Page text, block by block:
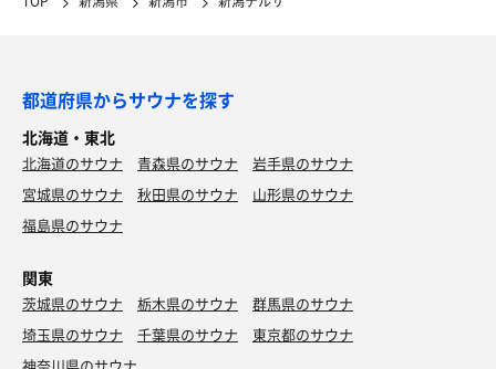
都道府県からサウナを探す
北海道・東北
北海道のサウナ 青森県のサウナ
岩手県のサウナ
宮城県のサウナ
秋田県のサウナ
山形県のサウナ
福島県のサウナ
関東
茨城県のサウナ 栃木県のサウナ
群馬県のサウナ
埼玉県のサウナ
千葉県のサウナ
東京都のサウナ